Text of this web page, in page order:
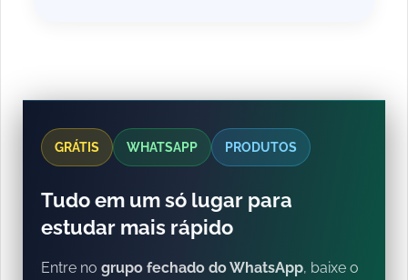
GRÁTIS WHATSAPP PRODUTOS
Tudo em um só lugar para
estudar mais rápido
Entre no grupo fechado do WhatsApp, baixe o